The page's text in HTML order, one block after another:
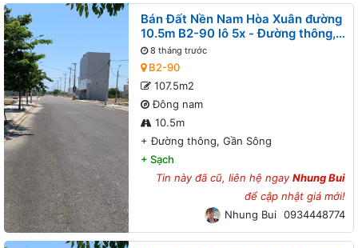
Bán Đất Nền Nam Hòa Xuân đường
10.5m B2-90 lô 5x - Đường thông,
Gần Sông
8 tháng trước
B2-90
107.5m2
Đông nam
10.5m
+Đường thông, Gần Sông
+ Sạch
Tin này đã cũ, liên hệ ngayNhung Bui
để cập nhật giá mới!
Nhung Bui 0934448774